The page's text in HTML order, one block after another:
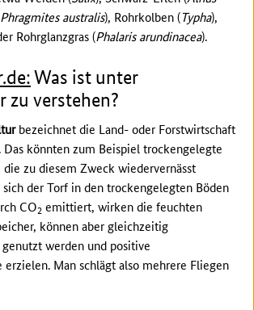
Phragmites australis), Rohrkolben (Typha),
Rohrglanzgras (Phalaris arundinacea).
Was ist unter
zu verstehen?
bezeichnet die Land- oder Forstwirtschaft
Das könnten zum Beispiel trockengelegte
zu diesem Zweck wiedervernässt
der Torf in den trockengelegten Böden
CO2 emittiert, wirken die feuchten
können aber gleichzeitig
werden und positive
erzielen. Man schlägt also mehrere Fliegen